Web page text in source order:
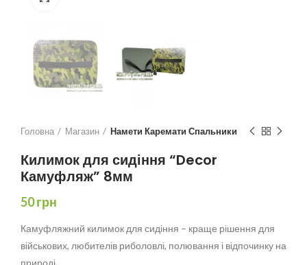
Головна Магазин Намети Каремати Спальники
Килимок для сидіння “Decor
Камуфляж” 8мм
50грн
Камуфляжний килимок для сидіння – краще рішення для
військових, любителів риболовлі, полювання і відпочинку на